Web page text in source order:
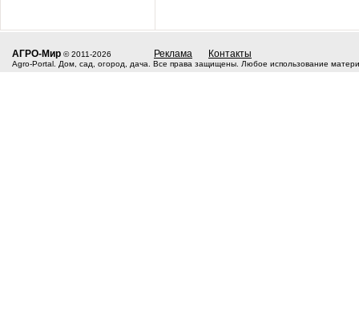
АГРО-Мир © 2011-2026 Реклама Контакты
Agro-Portal. Дом, сад, огород, дача. Все права защищены. Любое использование